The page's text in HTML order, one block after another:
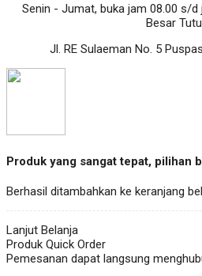
Senin - Jumat, buka jam 08.00 s/d
Besar
Jl. RE Sulaeman No. 5
Produk yang sangat tepat, pilihan
Berhasil ditambahkan ke keranjang
Lanjut Belanja
Produk Quick Order
Pemesanan dapat langsung